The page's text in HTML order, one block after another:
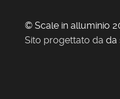
© Scale in alluminio
Sito progettato da da